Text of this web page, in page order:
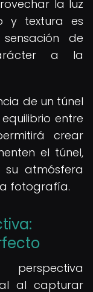
la luz
y textura es
de
a la
de un túnel
entre
crear
el túnel,
su atmósfera
fotografía.
al capturar